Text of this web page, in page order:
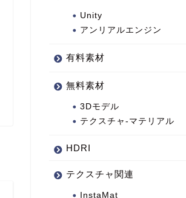
Unity
アンリアルエンジン
有料素材
無料素材
3Dモデル
テクスチャ-マテリアル
HDRI
テクスチャ関連
InstaMat